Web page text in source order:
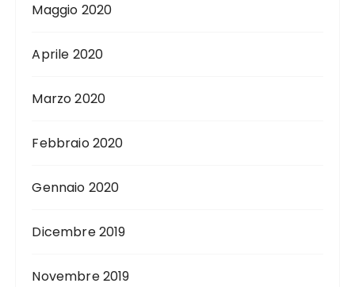
Maggio 2020
Aprile 2020
Marzo 2020
Febbraio 2020
Gennaio 2020
Dicembre 2019
Novembre 2019